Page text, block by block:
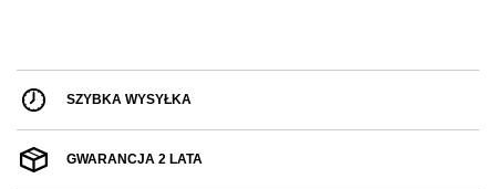
SZYBKA WYSYŁKA
GWARANCJA 2 LATA